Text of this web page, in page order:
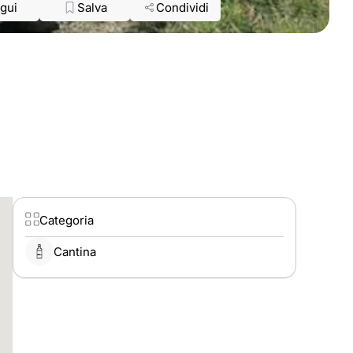
Salva Condividi
Categoria
Cantina